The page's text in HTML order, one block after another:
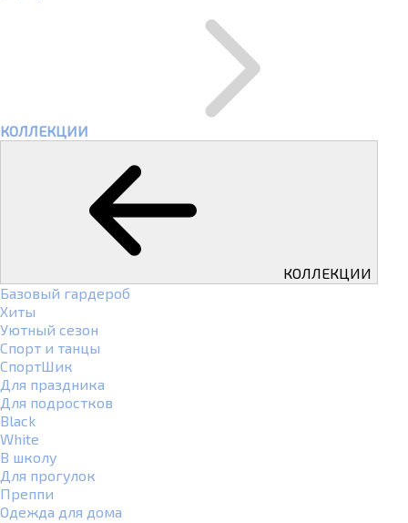
КОЛЛЕКЦИИ
КОЛЛЕКЦИИ
Базовый гардероб
Хиты
Уютный сезон
Спорт и танцы
СпортШик
Для праздника
Для подростков
Black
White
В школу
Для прогулок
Преппи
Одежда для дома